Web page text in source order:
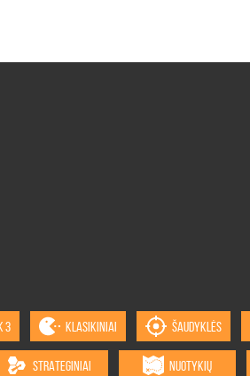
3 KLASIKINIAI ŠAUDYKLĖS
STRATEGINIAI NUOTYKIŲ